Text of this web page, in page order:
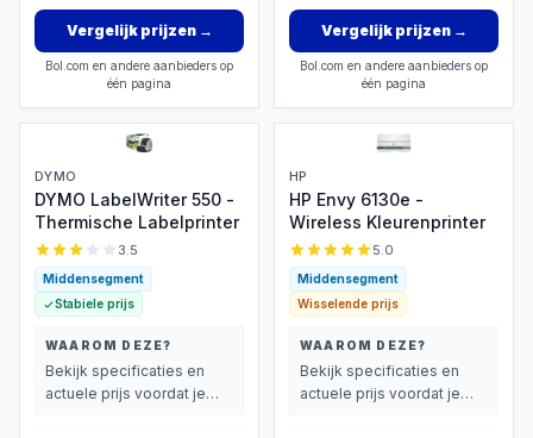
Vergelijk prijzen→
Bol.com en andere aanbieders op
één pagina
Vergelijk prijzen→
Bol.com en andere aanbieders op
één pagina
DYMO
DYMO LabelWriter 550 -
Thermische Labelprinter
3.5
Middensegment
Stabiele prijs
WAAROM DEZE?
Bekijk specificaties en
actuele prijs voordat je
HP
HP Envy 6130e -
Wireless Kleurenprinter
5.0
Middensegment
Wisselende prijs
WAAROM DEZE?
Bekijk specificaties en
actuele prijs voordat je